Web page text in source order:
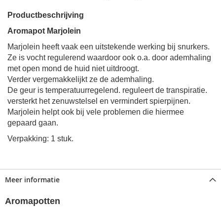
Productbeschrijving
Aromapot Marjolein
Marjolein heeft vaak een uitstekende werking bij snurkers.
Ze is vocht regulerend waardoor ook o.a. door ademhaling
met open mond de huid niet uitdroogt.
Verder vergemakkelijkt ze de ademhaling.
De geur is temperatuurregelend. reguleert de transpiratie.
versterkt het zenuwstelsel en vermindert spierpijnen.
Marjolein helpt ook bij vele problemen die hiermee
gepaard gaan.
Verpakking: 1 stuk.
Meer informatie
Aromapotten